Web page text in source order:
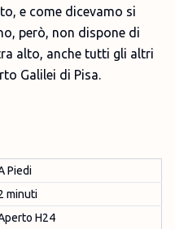
e come dicevamo si
però, non dispone di
alto, anche tutti gli altri
Galilei di Pisa.
Piedi
minuti
H24